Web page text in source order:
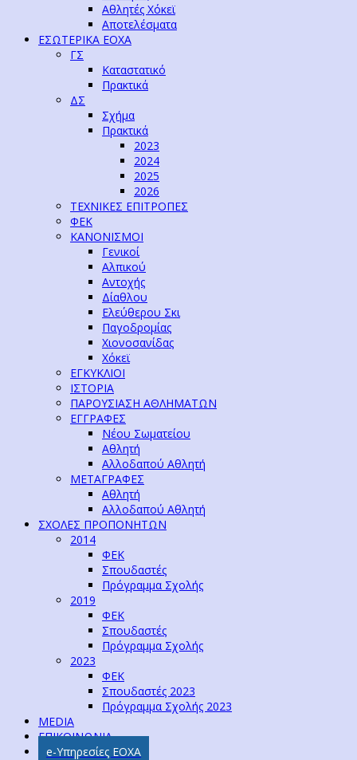
Αθλητές Χόκεϊ
Αποτελέσματα
ΕΣΩΤΕΡΙΚΑ ΕΟΧΑ
ΓΣ
Καταστατικό
Πρακτικά
ΔΣ
Σχήμα
Πρακτικά
2023
2024
2025
2026
ΤΕΧΝΙΚΕΣ ΕΠΙΤΡΟΠΕΣ
ΦΕΚ
ΚΑΝΟΝΙΣΜΟΙ
Γενικοί
Αλπικού
Αντοχής
Δίαθλου
Ελεύθερου Σκι
Παγοδρομίας
Χιονοσανίδας
Χόκεϊ
ΕΓΚΥΚΛΙΟΙ
ΙΣΤΟΡΙΑ
ΠΑΡΟΥΣΙΑΣΗ ΑΘΛΗΜΑΤΩΝ
ΕΓΓΡΑΦΕΣ
Νέου Σωματείου
Αθλητή
Αλλοδαπού Αθλητή
ΜΕΤΑΓΡΑΦΕΣ
Αθλητή
Αλλοδαπού Αθλητή
ΣΧΟΛΕΣ ΠΡΟΠΟΝΗΤΩΝ
2014
ΦΕΚ
Σπουδαστές
Πρόγραμμα Σχολής
2019
ΦΕΚ
Σπουδαστές
Πρόγραμμα Σχολής
2023
ΦΕΚ
Σπουδαστές 2023
Πρόγραμμα Σχολής 2023
MEDIA
ΕΠΙΚΟΙΝΩΝΙΑ
e-Υπηρεσίες ΕΟΧΑ